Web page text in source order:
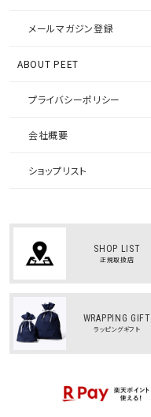
メールマガジン登録
ABOUT PEET
プライバシーポリシー
会社概要
ショップリスト
SHOP LIST
正規取扱店
WRAPPING GIFT
ラッピングギフト